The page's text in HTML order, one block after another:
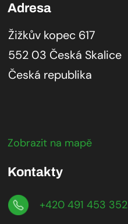
Adresa
Žižkův kopec 617
552 03 Česká Skalice
Česká republika
Zobrazit na mapě
Kontakty
+420 491 453 352